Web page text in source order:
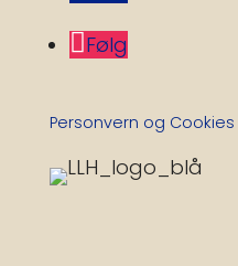
Følg
Personvern og Cookies